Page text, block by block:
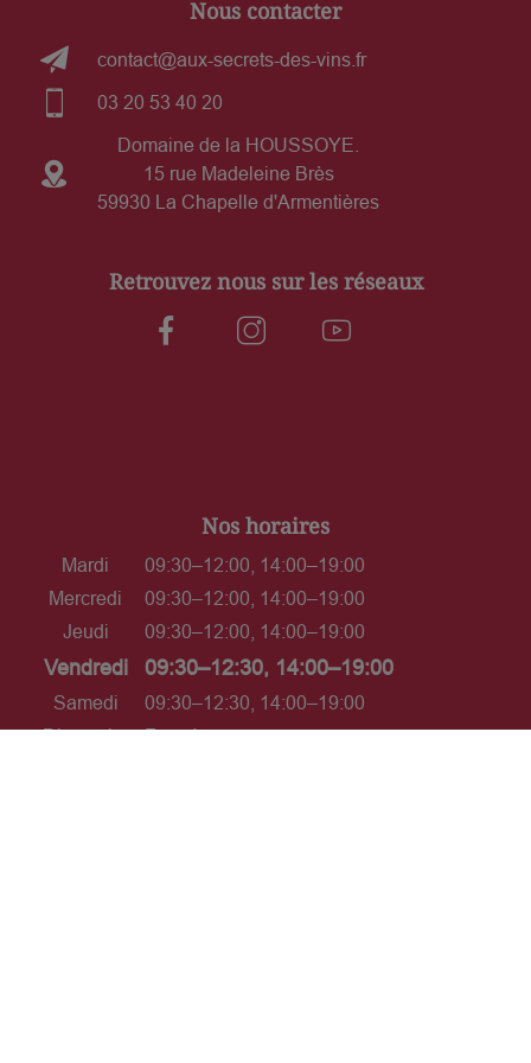
Nous contacter
contact@aux-secrets-des-vins.fr
03 20 53 40 20
Domaine de la HOUSSOYE.
15 rue Madeleine Brès
59930 La Chapelle d'Armentières
Retrouvez nous sur les réseaux
Nos horaires
Mardi
09:30–12:00, 14:00–19:00
Mercredi
09:30–12:00, 14:00–19:00
Jeudi
09:30–12:00, 14:00–19:00
Vendredi 09:30–12:30, 14:00–19:00
Samedi
09:30–12:30, 14:00–19:00
Dimanche
Fermé